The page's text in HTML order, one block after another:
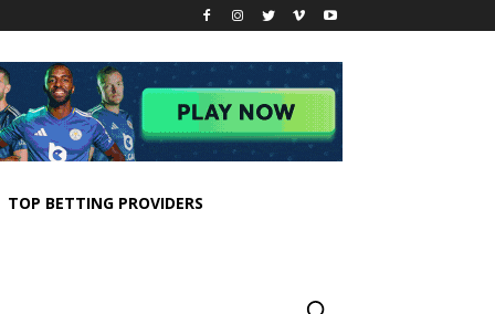
TOP BETTING PROVIDERS